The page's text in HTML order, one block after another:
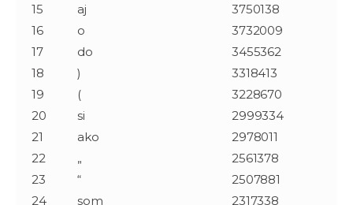
15
aj
3750138
16
o
3732009
17
do
3455362
18
)
3318413
19
(
3228670
20
si
2999334
21
ako
2978011
22
„
2561378
23
“
2507881
24
som
2317338